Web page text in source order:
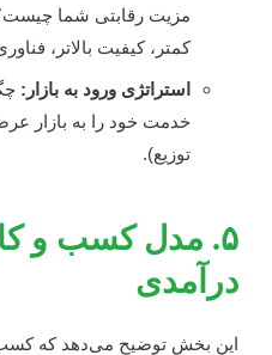
مزیت رقابتی شما چیست؟ (به
کمتر، کیفیت بالاتر، فناوری
استراتژی ورود به بازار: چگونه
خدمت خود را به بازار عرضه
توزیع).
۵. مدل کسب و کار
بخش توضیح می‌دهد که کسب‌وکار